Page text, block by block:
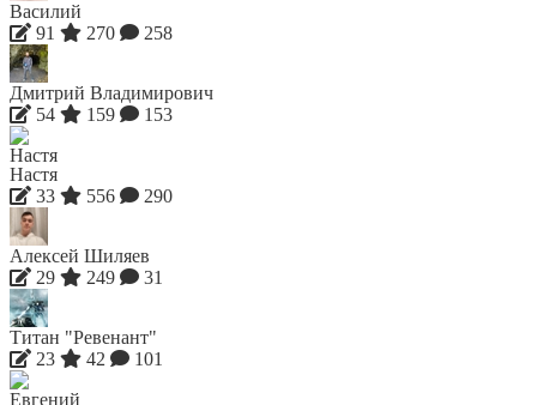
Василий
91
270 258
Дмитрий Владимирович
54
159 153
Настя
33
556 290
Алексей Шиляев
29
249 31
Титан "Ревенант"
23
42 101